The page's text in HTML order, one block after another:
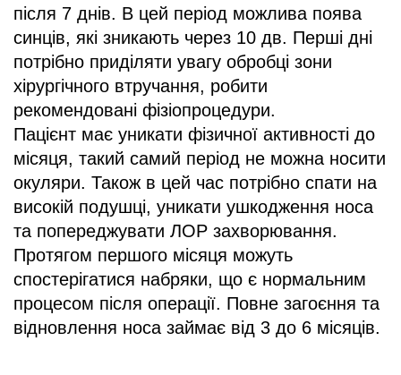
після 7 днів. В цей період можлива поява
синців, які зникають через 10 дв. Перші дні
потрібно приділяти увагу обробці зони
хірургічного втручання, робити
рекомендовані фізіопроцедури.
Пацієнт має уникати фізичної активності до
місяця, такий самий період не можна носити
окуляри. Також в цей час потрібно спати на
високій подушці, уникати ушкодження носа
та попереджувати ЛОР захворювання.
Протягом першого місяця можуть
спостерігатися набряки, що є нормальним
процесом після операції. Повне загоєння та
відновлення носа займає від 3 до 6 місяців.